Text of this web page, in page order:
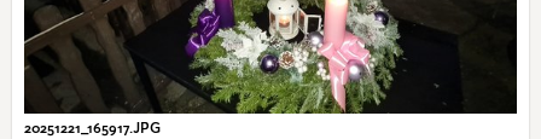
20251221_165917.JPG